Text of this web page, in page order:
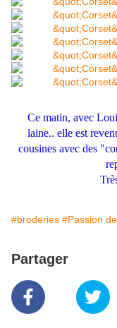
Ce matin, avec
laine.. elle est
cousines avec des
#broderies #Passion
Partager